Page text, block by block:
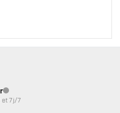
Service client indisponible
et 7j/7